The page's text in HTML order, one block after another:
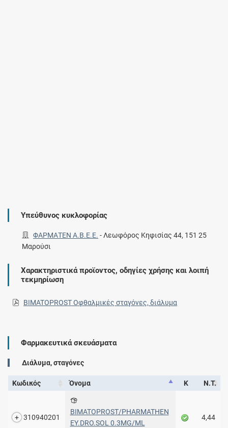
Υπεύθυνος κυκλοφορίας
ΦΑΡΜΑΤΕΝ Α.Β.Ε.Ε. - Λεωφόρος Κηφισίας 44, 151 25
Μαρούσι
Χαρακτηριστικά προϊοντος, οδηγίες χρήσης και λοιπή
τεκμηρίωση
BIMATOPROST Οφθαλμικές σταγόνες, διάλυμα
Φαρμακευτικά σκευάσματα
Διάλυμα, σταγόνες
Κωδικός Όνομα Κ Ν.Τ.
310940201
BIMATOPROST/PHARMATHEN
EY.DRO.SOL 0.3MG/ML
4,44